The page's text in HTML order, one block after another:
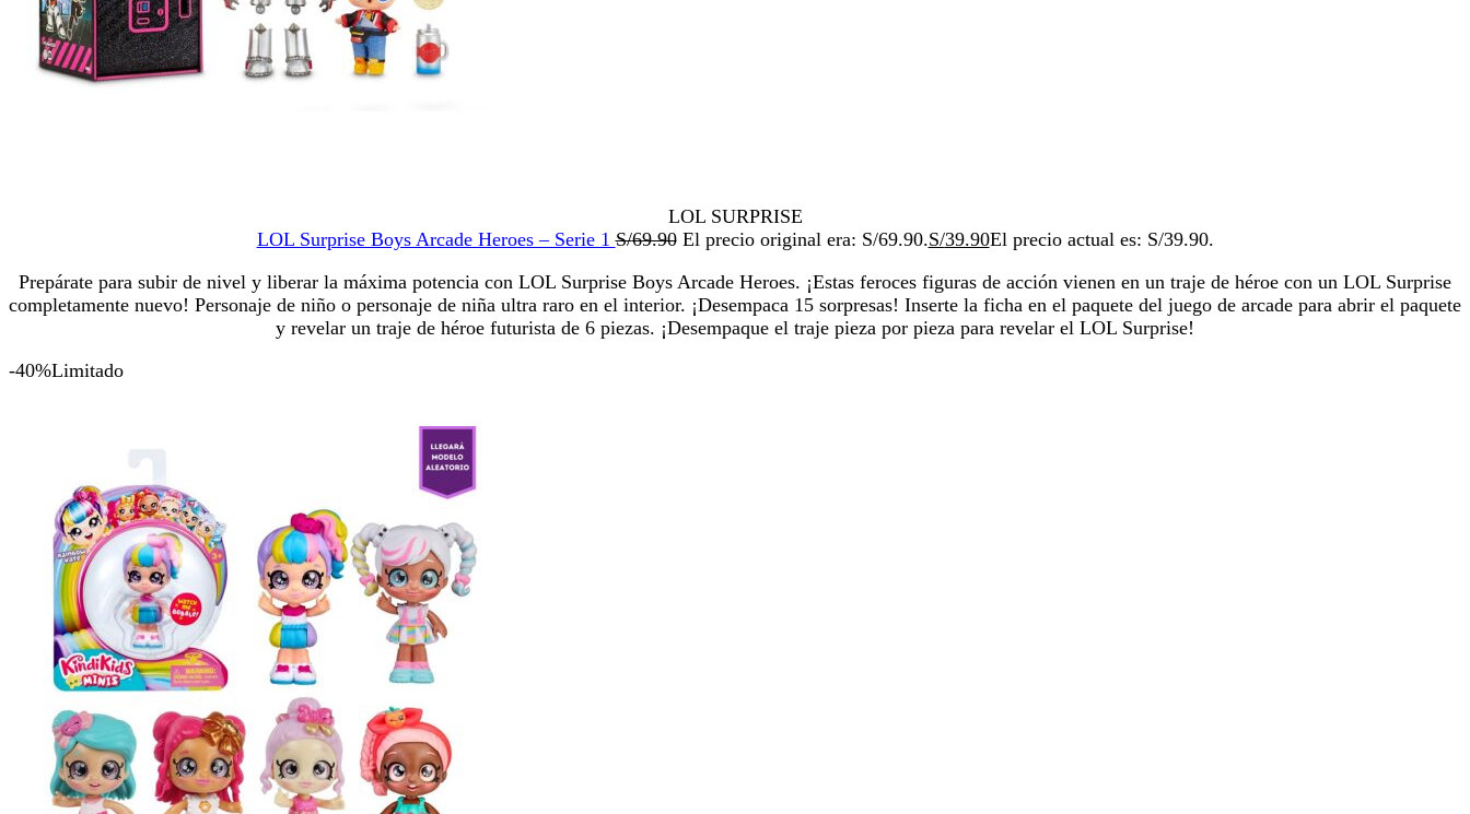
LOL SURPRISE
LOL Surprise Boys Arcade Heroes – Serie 1S/69.90 El precio original era: S/69.90.S/39.90El precio actual es: S/39.90.
Prepárate para subir de nivel y liberar la máxima potencia con LOL Surprise Boys Arcade Heroes. ¡Estas feroces figuras de acción vienen en un traje de héroe con un LOL Surprise
completamente nuevo! Personaje de niño o personaje de niña ultra raro en el interior. ¡Desempaca 15 sorpresas! Inserte la ficha en el paquete del juego de arcade para abrir el paquete
y revelar un traje de héroe futurista de 6 piezas. ¡Desempaque el traje pieza por pieza para revelar el LOL Surprise!
-40%Limitado